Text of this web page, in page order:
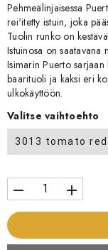
Pehmeälinjaisessa
rei'itetty istuin, joka
Tuolin runko on
Istuinosa on saatavana
Isimarin Puerto
baarituoli ja kaksi eri
ulkokäyttöön.
Valitse vaihtoehto
3013 tomato red
remove add